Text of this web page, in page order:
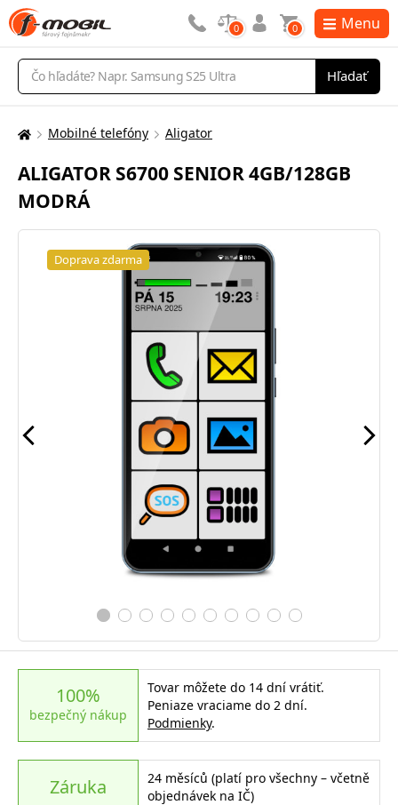
Vyhľadávanie
Hľadať
0 0 Menu
Tu
nachádzate:
Mobilné telefóny Aligator
ALIGATOR S6700 SENIOR 4GB/128GB
MODRÁ
Doprava zdarma
100%
bezpečný nákup
Tovar môžete do 14 dní vrátiť.
Peniaze vraciame do 2 dní.
Podmienky.
Záruka
24 měsíců (platí pro všechny – včetně
objednávek na IČ)